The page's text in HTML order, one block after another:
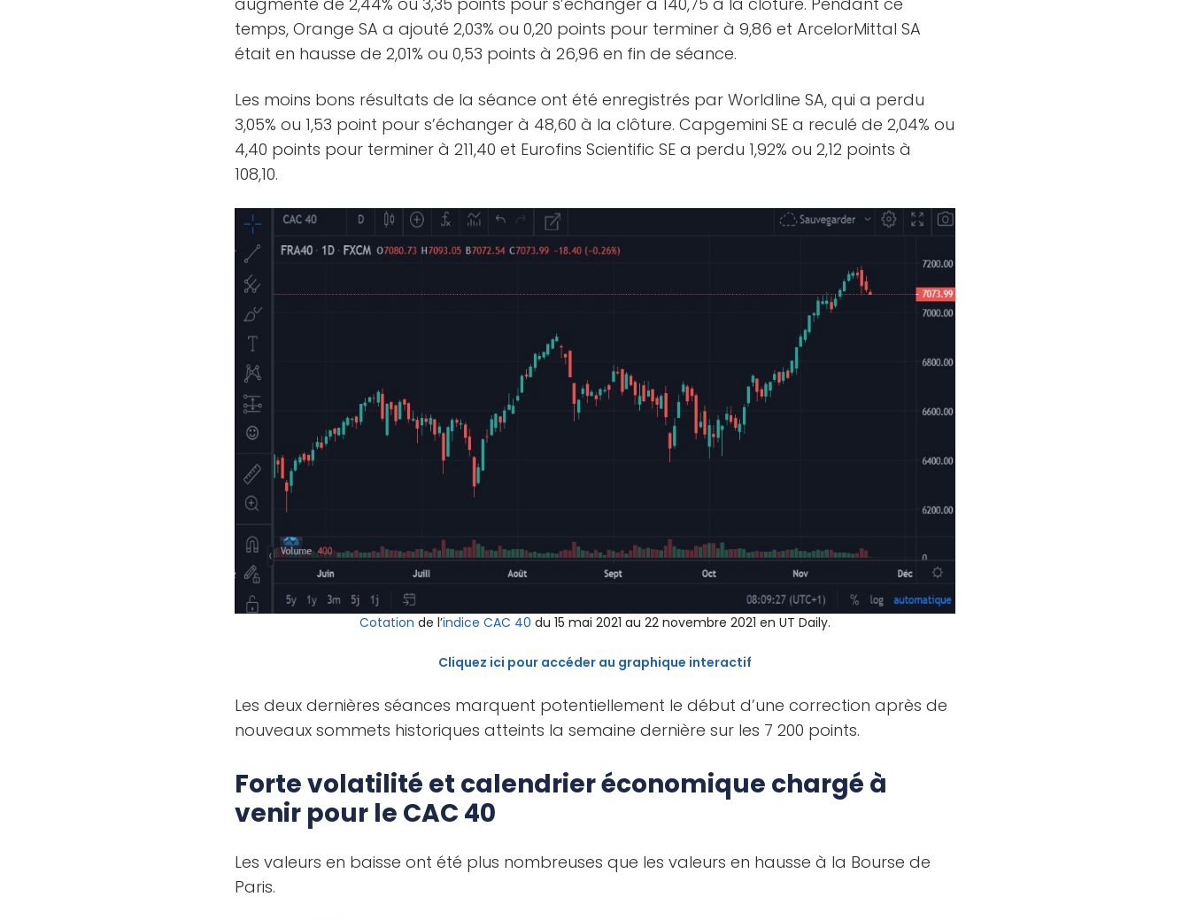
temps, Orange SA a ajouté 2,03% ou 0,20 points pour terminer à 9,86 et ArcelorMittal SA
était en hausse de 2,01% ou 0,53 points à 26,96 en fin de séance.
Les moins bons résultats de la séance ont été enregistrés par Worldline SA, qui a perdu
3,05% ou 1,53 point pour s’échanger à 48,60 à la clôture. Capgemini SE a reculé de 2,04% ou
4,40 points pour terminer à 211,40 et Eurofins Scientific SE a perdu 1,92% ou 2,12 points à
108,10.
Cotation de l’indice CAC 40 du 15 mai 2021 au 22 novembre 2021 en UT Daily.
Cliquez ici pour accéder au graphique interactif
Les deux dernières séances marquent potentiellement le début d’une correction après de
nouveaux sommets historiques atteints la semaine dernière sur les 7 200 points.
Forte volatilité et calendrier économique chargé à
venir pour le CAC 40
Les valeurs en baisse ont été plus nombreuses que les valeurs en hausse à la Bourse de
Paris.